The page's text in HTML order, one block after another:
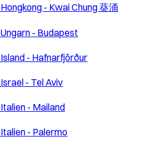
Hongkong - Kwai Chung 葵涌
Ungarn - Budapest
Island - Hafnarfjörður
Israel - Tel Aviv
Italien - Mailand
Italien - Palermo